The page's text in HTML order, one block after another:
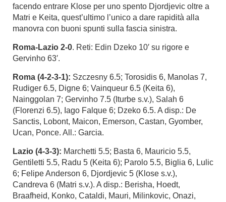
facendo entrare Klose per uno spento Djordjevic oltre a
Matri e Keita, quest’ultimo l’unico a dare rapidità alla
manovra con buoni spunti sulla fascia sinistra.
Roma-Lazio 2-0. Reti: Edin Dzeko 10′ su rigore e
Gervinho 63′.
Roma (4-2-3-1): Szczesny 6.5; Torosidis 6, Manolas 7,
Rudiger 6.5, Digne 6; Vainqueur 6.5 (Keita 6),
Nainggolan 7; Gervinho 7.5 (Iturbe s.v.), Salah 6
(Florenzi 6.5), Iago Falque 6; Dzeko 6.5. A disp.: De
Sanctis, Lobont, Maicon, Emerson, Castan, Gyomber,
Ucan, Ponce. All.: Garcia.
Lazio (4-3-3): Marchetti 5.5; Basta 6, Mauricio 5.5,
Gentiletti 5.5, Radu 5 (Keita 6); Parolo 5.5, Biglia 6, Lulic
6; Felipe Anderson 6, Djordjevic 5 (Klose s.v.),
Candreva 6 (Matri s.v.). A disp.: Berisha, Hoedt,
Braafheid, Konko, Cataldi, Mauri, Milinkovic, Onazi,